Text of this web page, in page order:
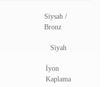
Siysah /
Bronz
Siyah
İyon
Kaplama